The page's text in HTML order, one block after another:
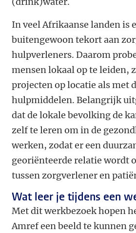
In veel Afrikaanse landen is
buitengewoon tekort aan
hulpverleners. Daarom
mensen lokaal op te leiden,
projecten op locatie als met
hulpmiddelen. Belangrijk
dat de lokale bevolking de
zelf te leren om in de
werken, zodat er een
georiënteerde relatie wordt
tussen zorgverlener en
Wat leer je tijdens een
Met dit werkbezoek hopen
Amref een beeld te kunnen